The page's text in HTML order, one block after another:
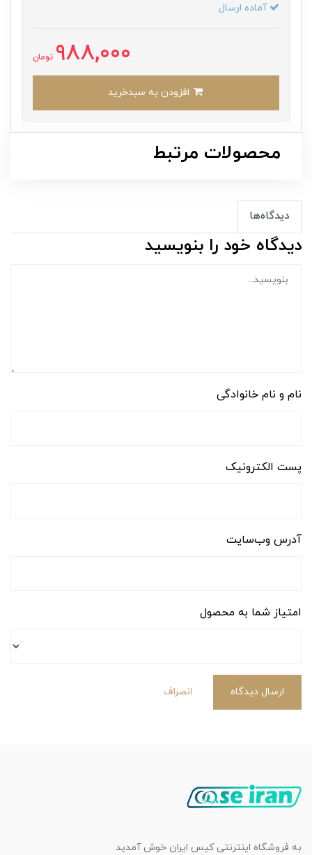
آماده ارسال
988,000 تومان
محصولات مرتبط
دیدگاه‌ها
دیدگاه خود را بنویسید
نام و نام خانوادگی
پست الکترونیک
آدرس وب‌سایت
امتیاز شما به محصول
ارسال دیدگاه انصراف
به فروشگاه اینترنتی کیس ایران خوش آمدید